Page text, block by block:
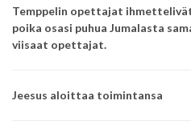
Temppelin opettajat
poika osasi puhua Jumalasta
viisaat opettajat.
Jeesus aloittaa toimintansa